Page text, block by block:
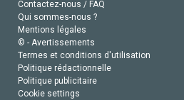
Contactez-nous / FAQ
Qui sommes-nous ?
Mentions légales
© - Avertissements
Termes et conditions d'utilisation
Politique rédactionnelle
Politique publicitaire
Cookie settings